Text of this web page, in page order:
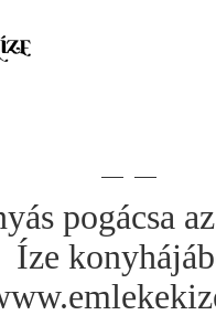
pogácsa
Íze